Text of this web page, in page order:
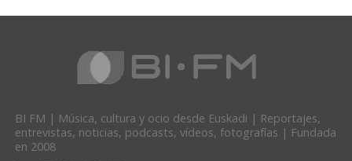
BI FM | Música, cultura y ocio desde Euskadi | Reportajes,
entrevistas, noticias, podcasts, vídeos, fotografías | Fundada
en 2008